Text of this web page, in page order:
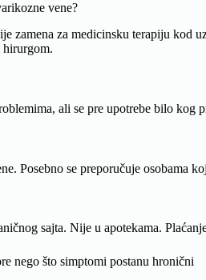
vene?
zamena za medicinsku terapiju
hirurgom.
ali se pre upotrebe bilo kog
Posebno se preporučuje
sajta. Nije u apotekama.
nego što simptomi postanu hronični